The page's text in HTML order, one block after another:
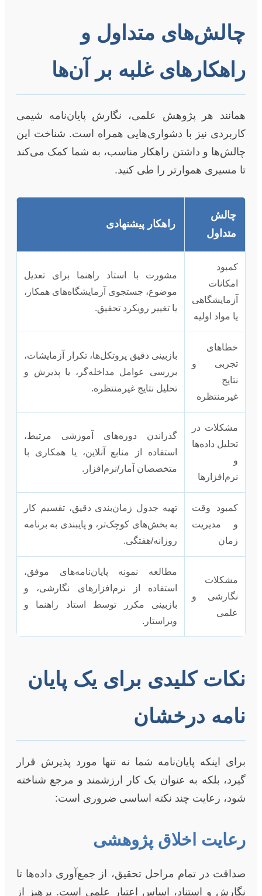
چالش‌های متداول و
راهکارهای غلبه بر آن‌ها
همانند هر پژوهش علمی، نگارش پایان‌نامه شیمی
کاربردی نیز با دشواری‌هایی همراه است. شناخت این
چالش‌ها و داشتن راهکار مناسب، به شما کمک می‌کند
تا مسیری هموارتر را طی کنید.
چالش
متداول
راهکار پیشنهادی
کمبود
امکانات
آزمایشگاهی
یا مواد اولیه
مشورت با استاد راهنما برای تعدیل
موضوع، جستجوی آزمایشگاه‌های همکار،
یا تغییر رویکرد تحقیق.
خطاهای
تجربی و
نتایج
غیرمنتظره
بازبینی دقیق پروتکل‌ها، تکرار آزمایشات،
بررسی عوامل مداخله‌گر، یا پذیرش و
تحلیل نتایج غیرمنتظره.
مشکلات در
تحلیل داده‌ها
و
نرم‌افزارها
گذراندن دوره‌های آموزشی مرتبط،
استفاده از منابع آنلاین، یا همکاری با
متخصصان آمار/نرم‌افزار.
کمبود وقت
و مدیریت
زمان
تهیه جدول زمان‌بندی دقیق، تقسیم کار
به بخش‌های کوچک‌تر، و پایبندی به برنامه
روزانه/هفتگی.
مشکلات
نگارشی و
علمی
مطالعه نمونه پایان‌نامه‌های موفق،
استفاده از نرم‌افزارهای نگارشی، و
بازبینی مکرر توسط استاد راهنما و
ویراستار.
نکات کلیدی برای یک پایان
نامه درخشان
برای اینکه پایان‌نامه شما نه تنها مورد پذیرش قرار
گیرد، بلکه به عنوان یک کار ارزشمند و مرجع شناخته
شود، رعایت چند نکته اساسی ضروری است:
رعایت اخلاق پژوهشی
صداقت در تمام مراحل تحقیق، از جمع‌آوری داده‌ها تا
نگارش و استناد، اساس اعتبار علمی است. پرهیز از